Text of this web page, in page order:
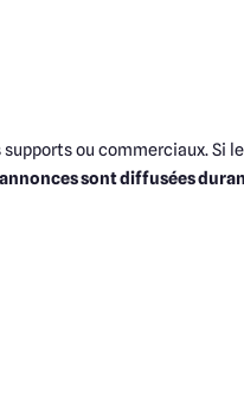
ou commerciaux. Si
sont diffusées